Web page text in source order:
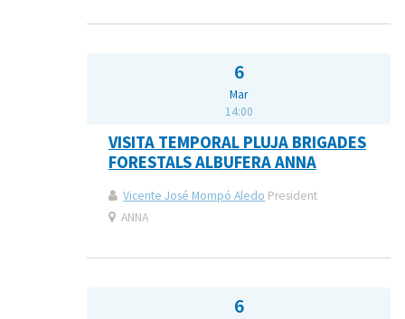
6
Mar
14:00
VISITA TEMPORAL PLUJA BRIGADES
FORESTALS ALBUFERA ANNA
Vicente José Mompó Aledo President
ANNA
6